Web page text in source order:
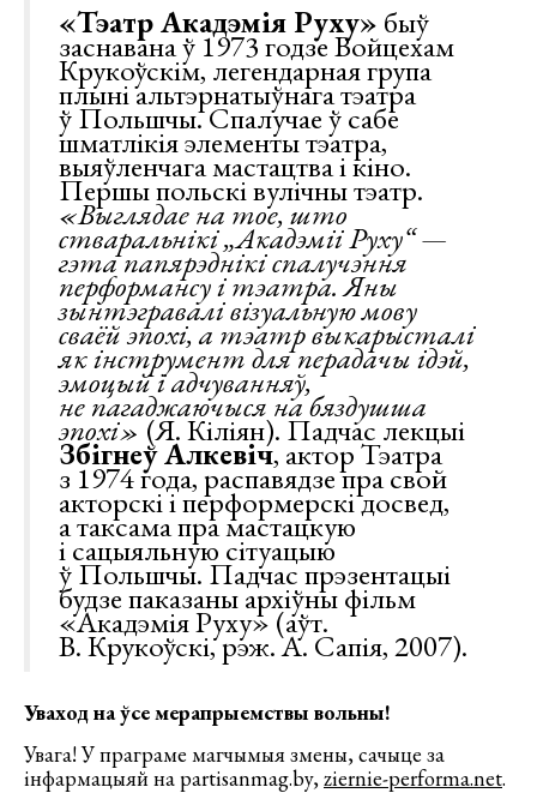
«Тэатр Акадэмія Руху» быў
заснавана ў 1973 годзе Войцехам
Крукоўскім, легендарная група
плыні альтэрнатыўнага тэатра
ў Польшчы. Спалучае ў сабе
шматлікія элементы тэатра,
выяўленчага мастацтва і кіно.
Першы польскі вулічны тэатр.
«Выглядае на тое, што
стваральнікі „Акадэміі Руху“ —
гэта папярэднікі спалучэння
перформансуітэатра. Яны
зынтэгравалі візуальную мову
сваёй эпохі, а тэатр выкарысталі
як інструмент для перадачы ідэй,
эмоцый і адчуванняў,
не пагаджаючыся на бяздушша
эпохі»(Я. Кіліян). Падчас лекцыі
Збігнеў Алкевіч, актор Тэатра
з 1974 года, распавядзе пра свой
акторскі і перформерскі досвед,
а таксама пра мастацкую
і сацыяльную сітуацыю
ў Польшчы. Падчас прэзентацыі
будзе паказаны архіўны фільм
«Акадэмія Руху» (аўт.
В. Крукоўскі, рэж. А. Сапія, 2007).
Уваход на ўсе мерапрыемствы вольны!
Увага! У праграме магчымыя змены, сачыце за
інфармацыяй на partisanmag.by,ziernie-performa.net.